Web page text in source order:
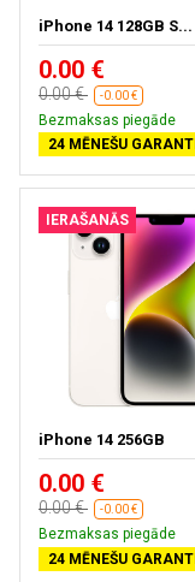
iPhone 14 128GB S...
0.00 €
0.00 € -0.00 €
Bezmaksas piegāde
24 MĒNEŠU
IERAŠANĀS
iPhone 14 256GB
0.00 €
0.00 € -0.00 €
Bezmaksas piegāde
24 MĒNEŠU